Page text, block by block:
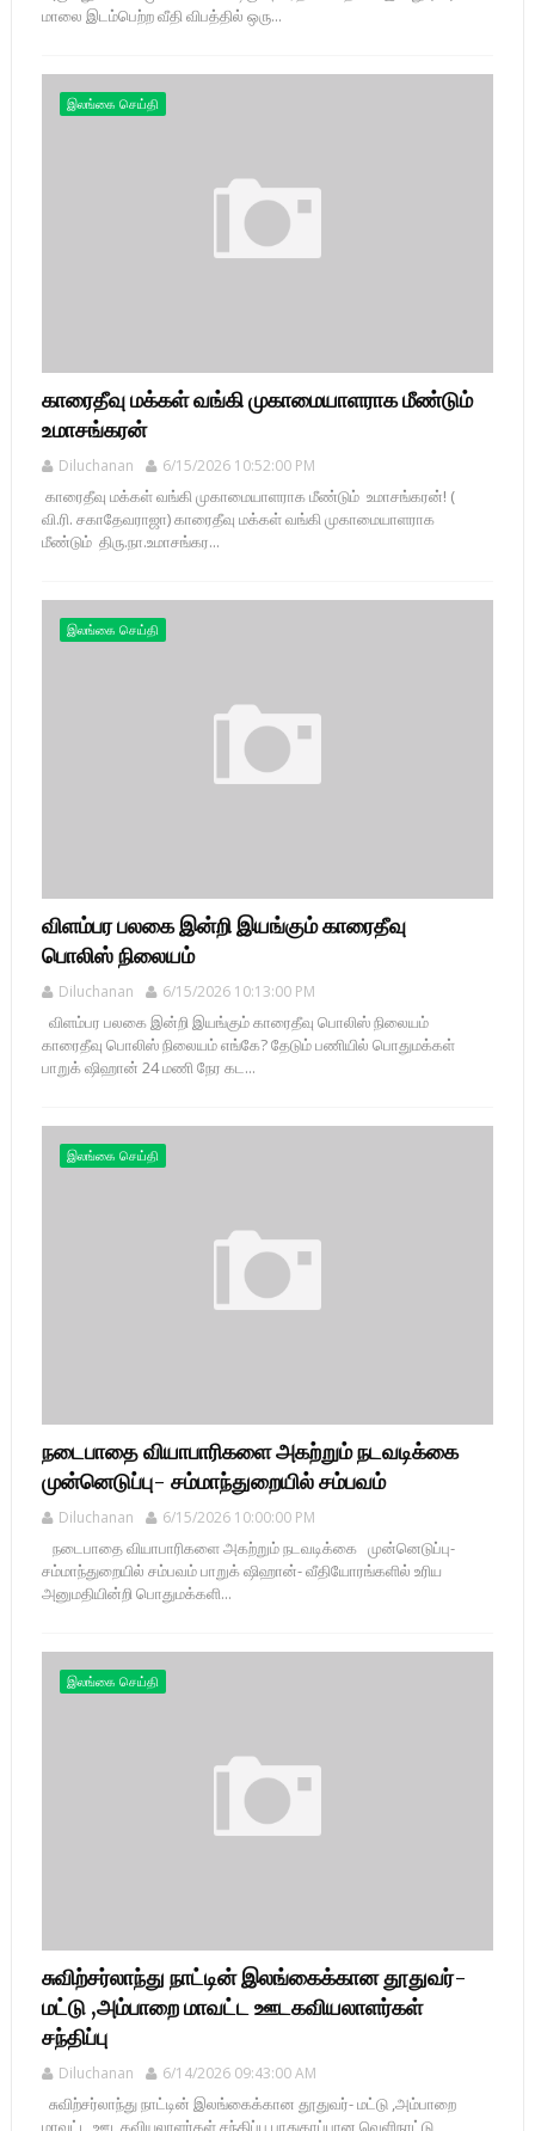
மாலை இடம்பெற்ற வீதி விபத்தில் ஒரு...
இலங்கை செய்தி
காரைதீவு மக்கள் வங்கி முகாமையாளராக மீண்டும்
உமாசங்கரன்
Diluchanan 6/15/2026 10:52:00 PM
காரைதீவு மக்கள் வங்கி முகாமையாளராக மீண்டும் உமாசங்கரன்! (
வி.ரி. சகாதேவராஜா) காரைதீவு மக்கள் வங்கி முகாமையாளராக
மீண்டும் திரு.நா.உமாசங்கர...
இலங்கை செய்தி
விளம்பர பலகை இன்றி இயங்கும் காரைதீவு
பொலிஸ் நிலையம்
Diluchanan 6/15/2026 10:13:00 PM
விளம்பர பலகை இன்றி இயங்கும் காரைதீவு பொலிஸ் நிலையம்
காரைதீவு பொலிஸ் நிலையம் எங்கே? தேடும் பணியில் பொதுமக்கள்
பாறுக் ஷிஹான் 24 மணி நேர கட...
இலங்கை செய்தி
நடைபாதை வியாபாரிகளை அகற்றும் நடவடிக்கை
முன்னெடுப்பு- சம்மாந்துறையில் சம்பவம்
Diluchanan 6/15/2026 10:00:00 PM
நடைபாதை வியாபாரிகளை அகற்றும் நடவடிக்கை முன்னெடுப்பு-
சம்மாந்துறையில் சம்பவம் பாறுக் ஷிஹான்- வீதியோரங்களில் உரிய
அனுமதியின்றி பொதுமக்களி...
இலங்கை செய்தி
சுவிற்சர்லாந்து நாட்டின் இலங்கைக்கான தூதுவர்-
மட்டு ,அம்பாறை மாவட்ட ஊடகவியலாளர்கள்
சந்திப்பு
Diluchanan 6/14/2026 09:43:00 AM
சுவிற்சர்லாந்து நாட்டின் இலங்கைக்கான தூதுவர்- மட்டு ,அம்பாறை
மாவட்ட ஊடகவியலாளர்கள் சந்திப்பு பாதுகாப்பான வெளிநாட்டு